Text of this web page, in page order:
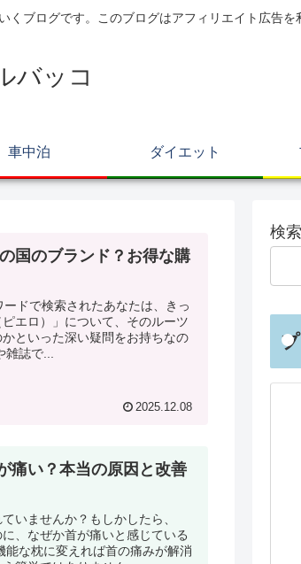
ブログです。このブログはアフィリエイト広告を
バッコ
車中泊 ダイエット
国のブランド？お得な購
ードで検索されたあなたは、きっ
エロ）」について、そのルーツ
といった深い疑問をお持ちなの
誌で...
2025.12.08
痛い？本当の原因と改善
いませんか？もしかしたら、
、なぜか首が痛いと感じている
な枕に変えれば首の痛みが解消
検索